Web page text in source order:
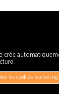
crée
les cookies marketing